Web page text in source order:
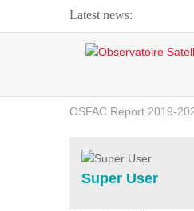
Latest news:
Webinar about Large
OSFAC Video -
OSFAC Report 2019-
Flooding and Erosion in
Super User